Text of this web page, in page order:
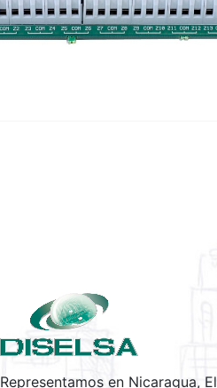
Representamos en Nicaragua, El